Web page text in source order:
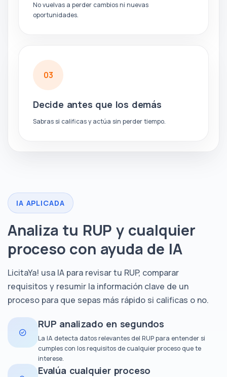
No vuelvas a perder cambios ni nuevas
oportunidades.
03
Decide antes que los demás
Sabras si calificas y actúa sin perder tiempo.
IA APLICADA
Analiza tu RUP y cualquier
proceso con ayuda de IA
LicitaYa! usa IA para revisar tu RUP, comparar
requisitos y resumir la información clave de un
proceso para que sepas más rápido si calificas o no.
RUP analizado en segundos
La IA detecta datos relevantes del RUP para entender si
cumples con los requisitos de cualquier proceso que te
interese.
Evalúa cualquier proceso